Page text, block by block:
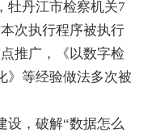
牡丹江市检察机关7
次执行程序被执行
推广，《以数字检
》等经验做法多次被
设，破解“数据怎么